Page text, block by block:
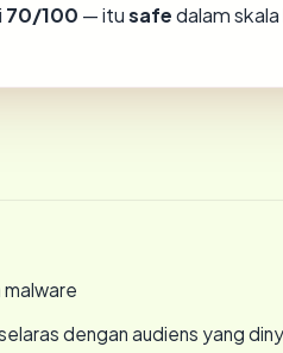
70/100 — itusafedalam
dengan audiens yang